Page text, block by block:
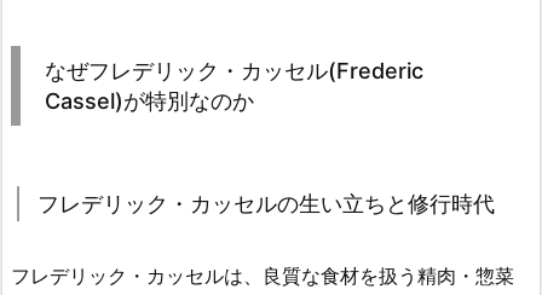
なぜフレデリック・カッセル(Frederic
Cassel)が特別なのか
フレデリック・カッセルの生い立ちと修行時代
フレデリック・カッセルは、良質な食材を扱う精肉・惣菜